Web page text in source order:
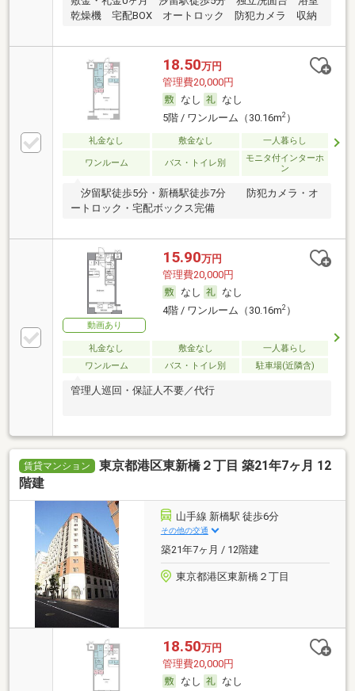
乾燥機 宅配BOX オートロック 防犯カメラ 収納
18.50万円
管理費20,000円
なし
なし
5階 / ワンルーム（30.16m2）
礼金なし 敷金なし 一人暮らし
ワンルーム バス・トイレ別
モニタ付インターホ
ン
汐留駅徒歩5分・新橋駅徒歩7分 防犯カメラ・オ
ートロック・宅配ボックス完備
動画あり
15.90万円
管理費20,000円
なし
なし
4階 / ワンルーム（30.16m2）
礼金なし 敷金なし
一人暮らし
ワンルーム
バス・トイレ別 駐車場(近隣含)
管理人巡回・保証人不要／代行
賃貸マンション
東京都港区東新橋２丁目 築21年7ヶ月 12
階建
山手線 新橋駅 徒歩6分
その他の交通
築21年7ヶ月 / 12階建
東京都港区東新橋２丁目
18.50万円
管理費20,000円
なし
なし